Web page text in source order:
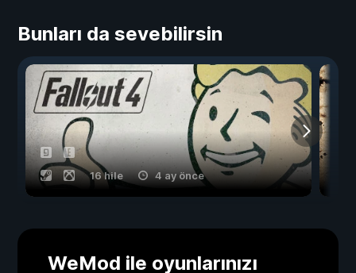
Bunları da sevebilirsin
16 hile 4 ay önce
WeMod ile oyunlarınızı